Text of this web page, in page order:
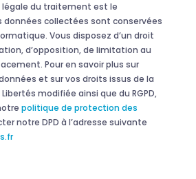
légale du traitement est le
données collectées sont conservées
Vous disposez d’un droit
d’opposition, de limitation au
Pour en savoir plus sur
et sur vos droits issus de la
modifiée ainsi que du RGPD,
politique de protection des
notre DPD à l’adresse suivante